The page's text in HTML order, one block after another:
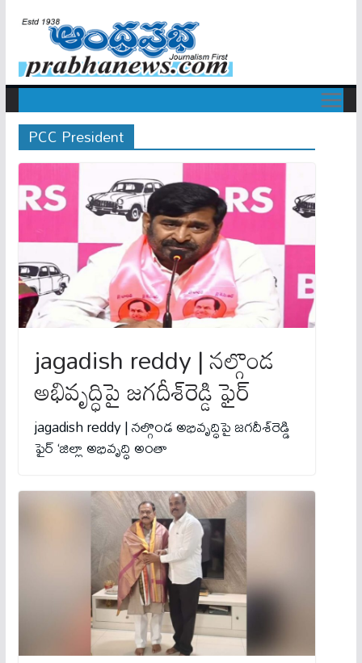
PCC President
jagadish reddy | నల్గొండ
అభివృద్ధిపై జగదీశ్‌రెడ్డి ఫైర్
jagadish reddy | నల్గొండ అభివృద్ధిపై జగదీశ్‌రెడ్డి
ఫైర్ ‘జిల్లా అభివృద్ధి అంతా